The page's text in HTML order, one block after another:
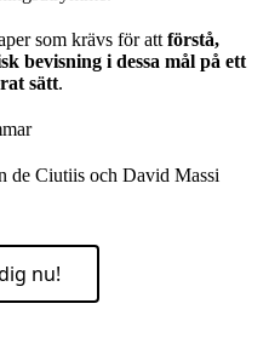
som krävs för att förstå,
bevisning i dessa mål på ett
sätt.
de Ciutiis och David Massi
nu!